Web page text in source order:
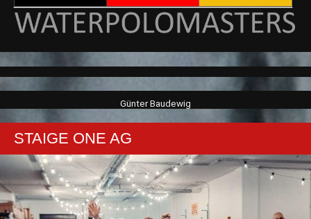
Günter Baudewig
STAIGE ONE AG